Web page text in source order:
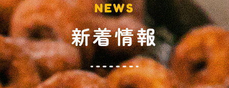
NEWS
新着情報